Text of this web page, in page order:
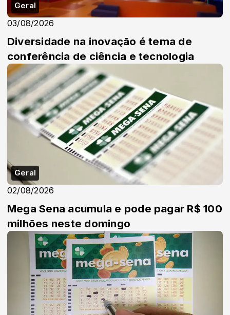
Geral
03/08/2026
Diversidade na inovação é tema de
conferência de ciência e tecnologia
Geral
02/08/2026
Mega Sena acumula e pode pagar R$ 100
milhões neste domingo